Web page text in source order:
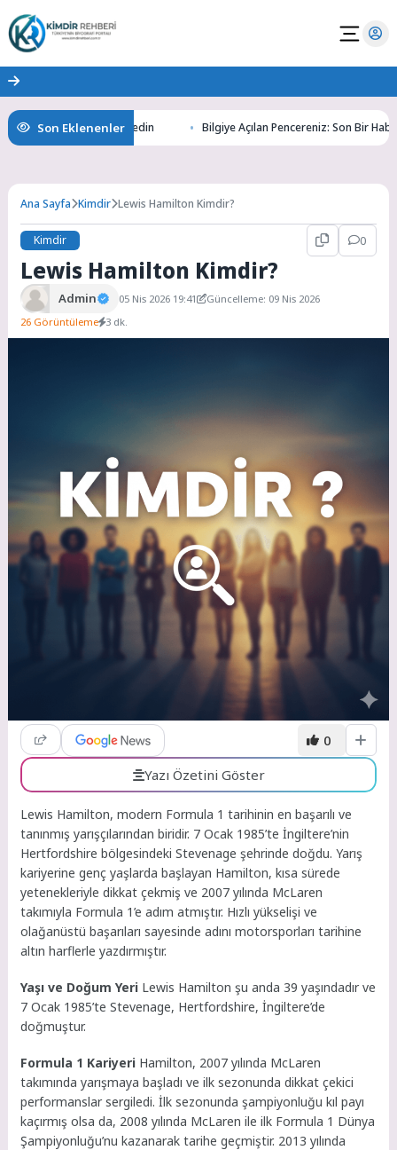
Son Eklenenler
Gizemlerini Keşfedin Bilgiye Açılan Pencereniz: Son Bir Haber ile
Ana Sayfa Kimdir Lewis Hamilton Kimdir?
Kimdir 0
Lewis Hamilton Kimdir?
Admin 05 Nis 2026 19:41
Güncelleme: 09 Nis 2026
26 Görüntüleme 3 dk.
0
Yazı Özetini Göster
Lewis Hamilton, modern Formula 1 tarihinin en başarılı ve
tanınmış yarışçılarından biridir. 7 Ocak 1985’te İngiltere’nin
Hertfordshire bölgesindeki Stevenage şehrinde doğdu. Yarış
kariyerine genç yaşlarda başlayan Hamilton, kısa sürede
yetenekleriyle dikkat çekmiş ve 2007 yılında McLaren
takımıyla Formula 1’e adım atmıştır. Hızlı yükselişi ve
olağanüstü başarıları sayesinde adını motorsporları tarihine
altın harflerle yazdırmıştır.
Yaşı ve Doğum Yeri Lewis Hamilton şu anda 39 yaşındadır ve
7 Ocak 1985’te Stevenage, Hertfordshire, İngiltere’de
doğmuştur.
Formula 1 Kariyeri Hamilton, 2007 yılında McLaren
takımında yarışmaya başladı ve ilk sezonunda dikkat çekici
performanslar sergiledi. İlk sezonunda şampiyonluğu kıl payı
kaçırmış olsa da, 2008 yılında McLaren ile ilk Formula 1 Dünya
Şampiyonluğu’nu kazanarak tarihe geçmiştir. 2013 yılında